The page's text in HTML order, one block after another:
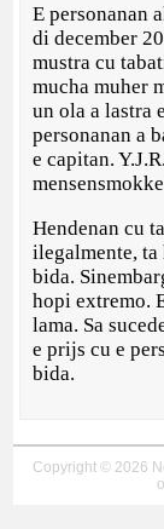
E personanan
di december
mustra cu
mucha muher
un ola a lastra
personanan a
e capitan.
Hendenan cu
ilegalmente, ta
bida.
hopi extremo.
lama. Sa
e prijs cu e
bida.
Copyright © 2026